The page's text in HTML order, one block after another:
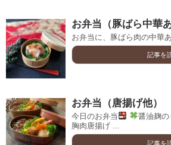
お弁当（豚ばら中華
お弁当に、豚ばら肉の中華
記事を
お弁当（唐揚げ他）
今日のお弁当 醤油麹
胸肉唐揚げ ...
記事を